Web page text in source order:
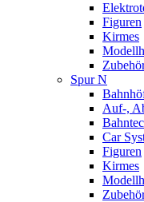
Figuren
Kirmes
Spur N
Auf-,
Car
Figuren
Kirmes